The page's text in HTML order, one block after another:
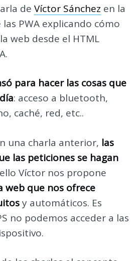
de Víctor Sánchez en la
PWA explicando cómo
web desde el HTML
para hacer las cosas que
: acceso a bluetooth,
caché, red, etc..
una charla anterior, las
las peticiones se hagan
Víctor nos propone
web que nos ofrece
y automáticos. Es
no podemos acceder a las